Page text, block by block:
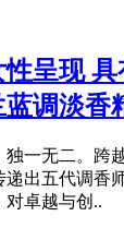
呈现
调淡香
独一无二。跨
出五代调香
对卓越与创..